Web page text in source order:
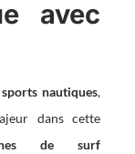
avec
sports nautiques,
dans cette
de surf